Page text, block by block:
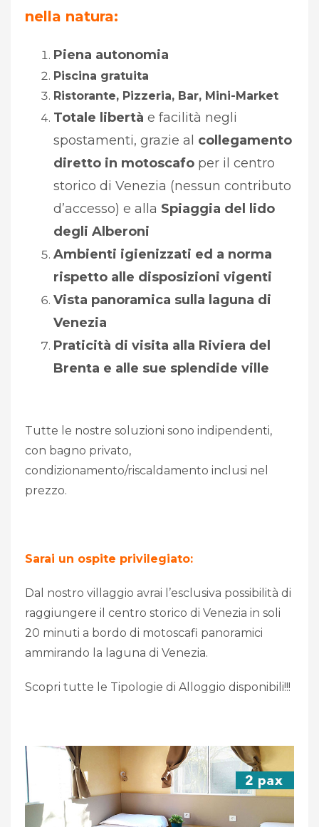
nella natura:
Piena autonomia
Piscina gratuita
Ristorante, Pizzeria, Bar, Mini-Market
Totale libertà e facilità negli
spostamenti, grazie al collegamento
diretto in motoscafo per il centro
storico di Venezia (nessun contributo
d’accesso) e alla Spiaggia del lido
degli Alberoni
Ambienti igienizzati ed a norma
rispetto alle disposizioni vigenti
Vista panoramica sulla laguna di
Venezia
Praticità di visita alla Riviera del
Brenta e alle sue splendide ville
Tutte le nostre soluzioni sono indipendenti,
con bagno privato,
condizionamento/riscaldamento inclusi nel
prezzo.
Sarai un ospite privilegiato:
Dal nostro villaggio avrai l’esclusiva possibilità di
raggiungere il centro storico di Venezia in soli
20 minuti a bordo di motoscafi panoramici
ammirando la laguna di Venezia.
Scopri tutte le Tipologie di Alloggio disponibili!!!